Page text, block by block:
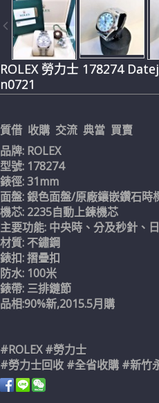
ROLEX 勞力士 178274
n0721
質借 收購 交流 典當 買賣
品牌: ROLEX
型號: 178274
錶徑: 31mm
面盤: 銀色面盤/原廠鑲嵌鑽石時
機芯: 2235自動上鍊機芯
主要功能: 中央時、分及秒針、
材質: 不鏽鋼
錶扣: 摺疊扣
防水: 100米
錶帶: 三排鏈節
品相:90%新,2015.5月購
#ROLEX #勞力士
#勞力士回收 #全省收購 #新竹